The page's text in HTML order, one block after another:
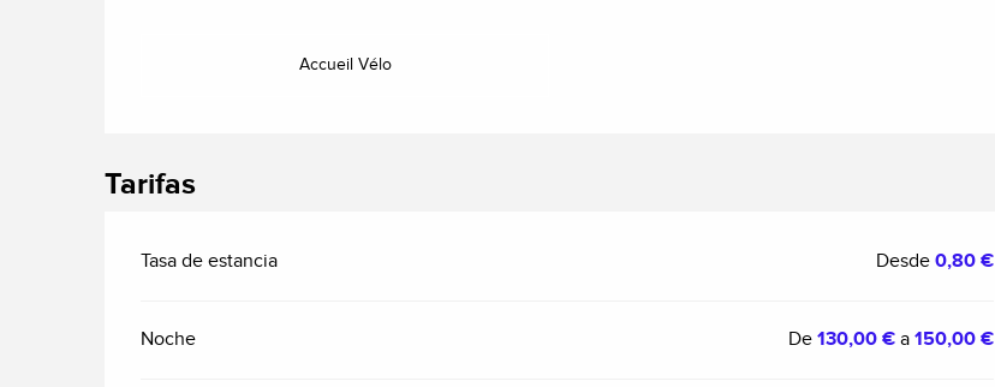
Accueil Vélo
Tarifas
Tasa de estancia Desde0,80 €
Noche De130,00 € a150,00 €